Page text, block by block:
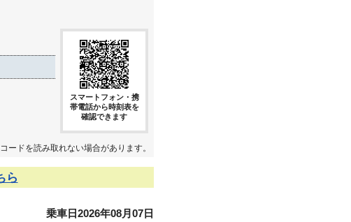
スマートフォン・携
帯電話から時刻表を
確認できます
ドを読み取れない場合があります。
ら
乗車日2026年08月07日